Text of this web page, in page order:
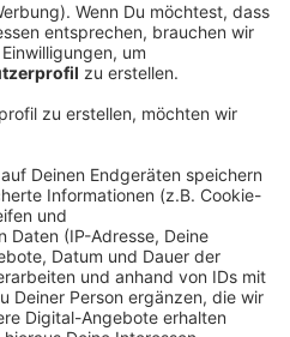
kehrt
freitags bis sonntags
und sorgt mit
Ambiente in der
12:29